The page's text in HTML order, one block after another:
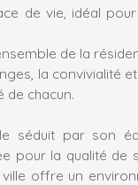
de vie, idéal
de la
la convivialité
de chacun.
séduit par son
pour la qualité de
offre un